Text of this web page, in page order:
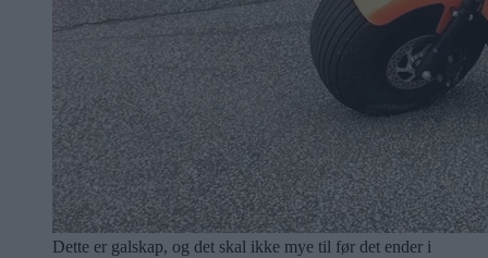
Dette er galskap, og det skal ikke mye til før det ender i